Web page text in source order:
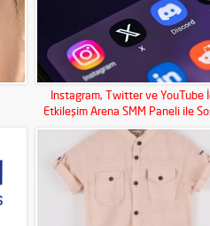
Instagram, Twitter ve YouTube
Etkileşim Arena SMM Paneli ile
Medya Gücünüzü Artırın!